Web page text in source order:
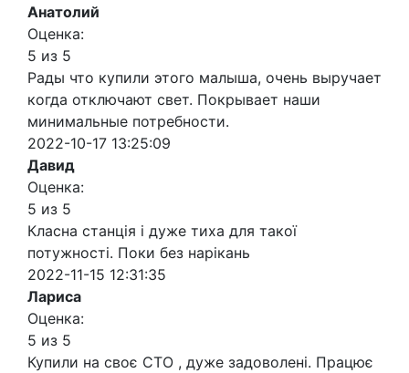
Анатолий
Оценка:
5 из 5
Рады что купили этого малыша, очень выручает
когда отключают свет. Покрывает наши
минимальные потребности.
2022-10-17 13:25:09
Давид
Оценка:
5 из 5
Класна станція і дуже тиха для такої
потужності. Поки без нарікань
2022-11-15 12:31:35
Лариса
Оценка:
5 из 5
Купили на своє СТО , дуже задоволені. Працює